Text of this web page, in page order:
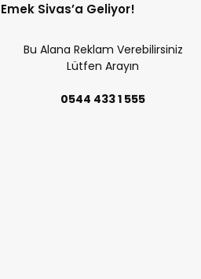
Emek Sivas’a Geliyor!
Bu Alana Reklam Verebilirsiniz
Lütfen Arayın
0544 433 1 555